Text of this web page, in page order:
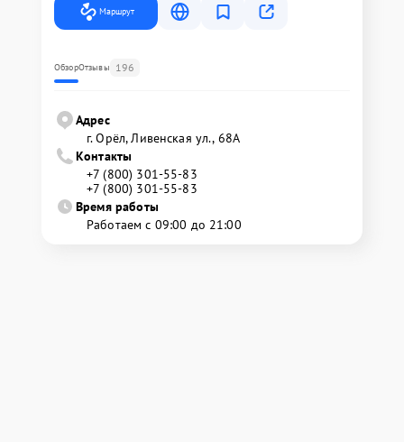
Маршрут
ОбзорОтзывы 196
Адрес
г. Орёл, Ливенская ул., 68А
Контакты
+7 (800) 301-55-83
+7 (800) 301-55-83
Время работы
Работаем с 09:00 до 21:00